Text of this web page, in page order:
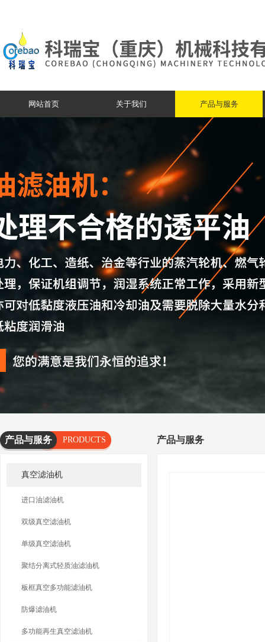
网站首页 关于我们 产品与服务
产品与服务
PRODUCTS
真空滤油机
进口油滤油机
双级真空滤油机
单级真空滤油机
聚结分离式轻质油滤油机
板框真空多功能滤油机
防爆滤油机
多功能再生真空滤油机
产品与服务